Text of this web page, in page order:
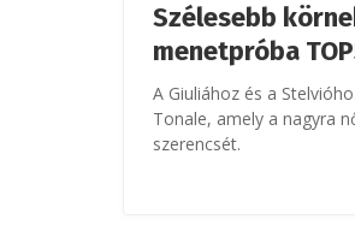
Szélesebb
menetpróba
A Giuliához és a
Tonale, amely a nagyra
szerencsét.